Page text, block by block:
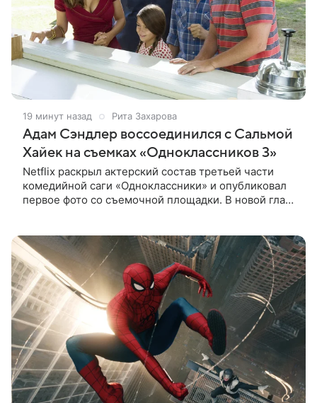
19 минут назад Рита Захарова
Адам Сэндлер воссоединился с Сальмой
Хайек на съемках «Одноклассников 3»
Netflix раскрыл актерский состав третьей части
комедийной саги «Одноклассники» и опубликовал
первое фото со съемочной площадки. В новой главе